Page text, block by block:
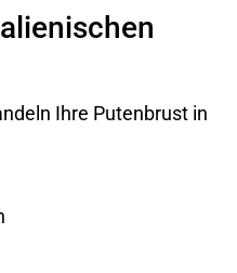
Ihre Putenbrust in